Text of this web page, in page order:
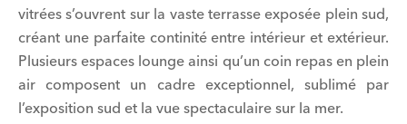
vitrées s’ouvrent sur la vaste terrasse exposée plein sud,
créant une parfaite continité entre intérieur et extérieur.
Plusieurs espaces lounge ainsi qu’un coin repas en plein
air composent un cadre exceptionnel, sublimé par
l’exposition sud et la vue spectaculaire sur la mer.